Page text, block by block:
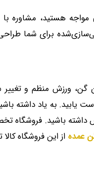
هستید، مشاوره
برای شما
گن، ورزش منظم و
یابید. به یاد داشته
باشید. فروشگاه
عمده از این فروشگاه کالا